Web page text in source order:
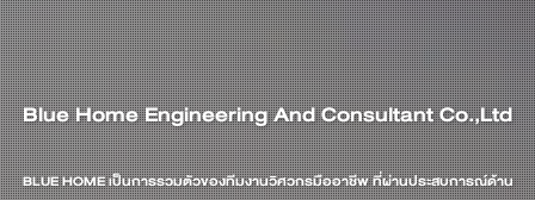
Blue Home Engineering And Consultant Co.,Ltd
BLUE HOME เป็นการรวมตัวของทีมงานวิศวกรมืออาชีพ ที่ผ่านประสบการณ์ด้าน